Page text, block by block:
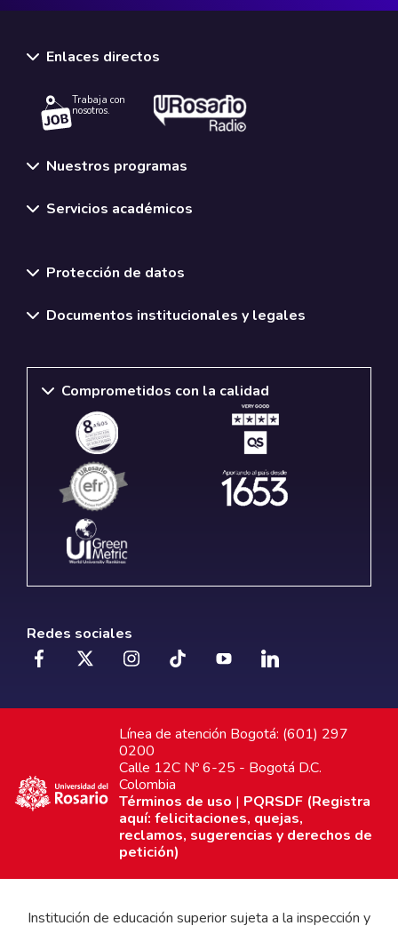
Enlaces directos
Trabaja con
nosotros.
Nuestros programas
Servicios académicos
Protección de datos
Documentos institucionales y legales
Comprometidos con la calidad
Redes sociales
Línea de atención Bogotá: (601) 297
0200
Calle 12C Nº 6-25 - Bogotá D.C.
Colombia
Términos de uso | PQRSDF (Registra
aquí: felicitaciones, quejas,
reclamos, sugerencias y derechos de
petición)
Institución de educación superior sujeta a la inspección y